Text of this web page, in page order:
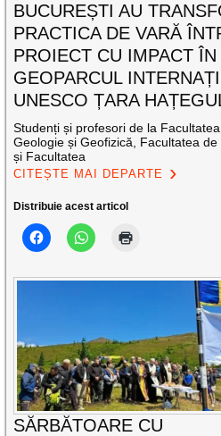
BUCUREȘTI AU
PRACTICA DE VARĂ
PROIECT CU IMPACT ÎN
GEOPARCUL
UNESCO ȚARA
Studenți și profesori de la
Geologie și Geofizică, Facultatea
și Facultatea
CITEȘTE MAI DEPARTE
Distribuie acest articol
SĂRBĂTOARE CU